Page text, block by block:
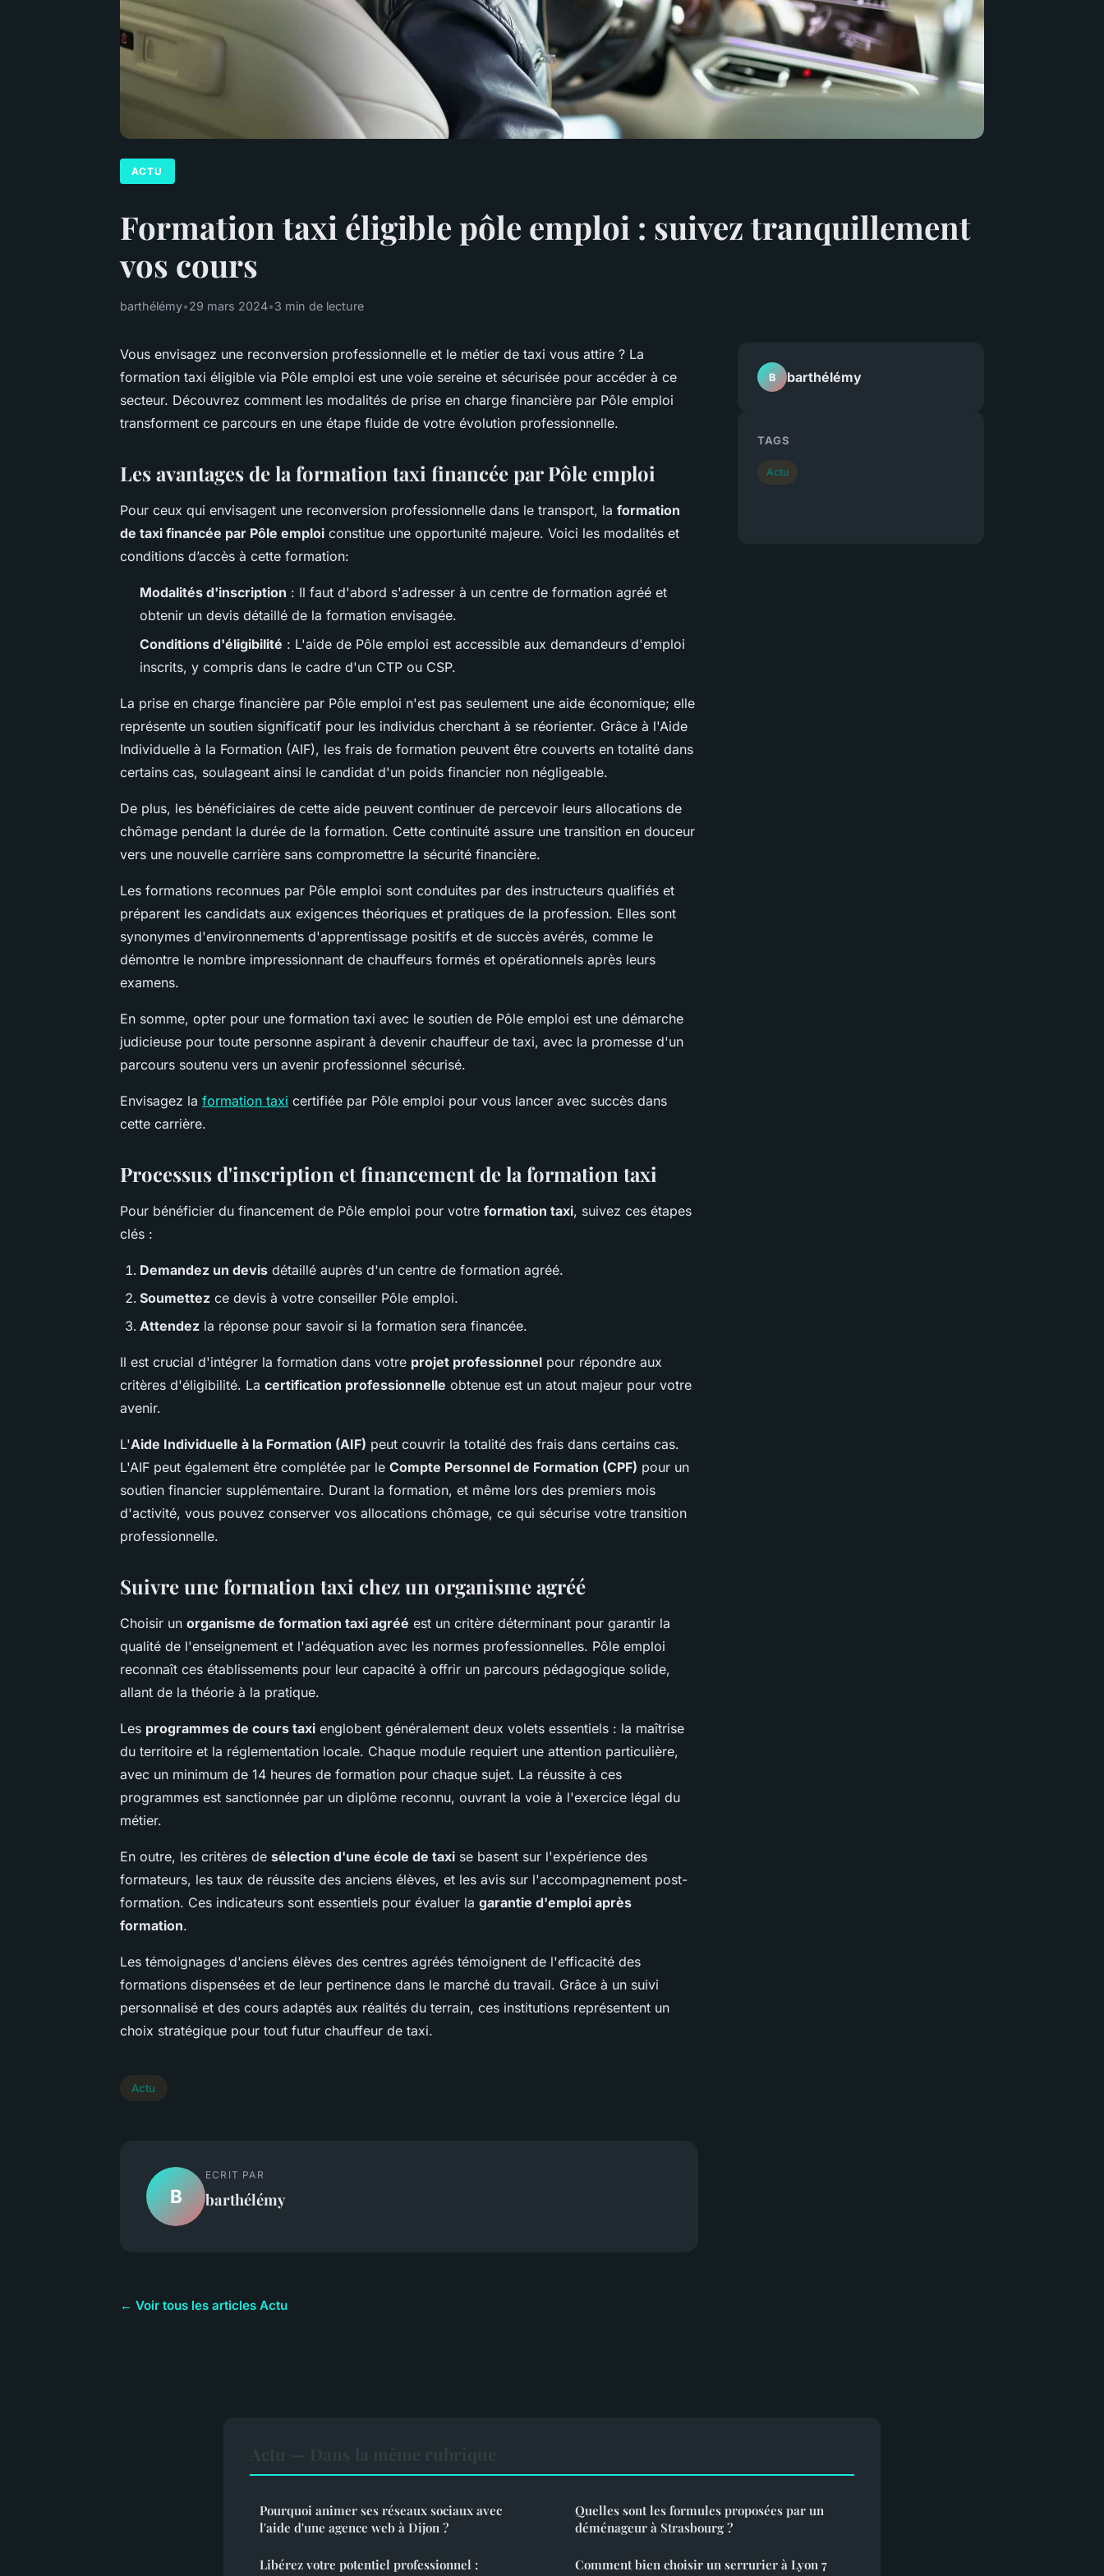
ACTU
Formation taxi éligible pôle emploi : suivez tranquillement
vos cours
barthélémy•29 mars 2024•3 min de lecture
Vous envisagez une reconversion professionnelle et le métier de taxi vous attire ? La
formation taxi éligible via Pôle emploi est une voie sereine et sécurisée pour accéder à ce
secteur. Découvrez comment les modalités de prise en charge financière par Pôle emploi
transforment ce parcours en une étape fluide de votre évolution professionnelle.
Les avantages de la formation taxi financée par Pôle emploi
Pour ceux qui envisagent une reconversion professionnelle dans le transport, la formation
de taxi financée par Pôle emploi constitue une opportunité majeure. Voici les modalités et
conditions d’accès à cette formation:
Modalités d'inscription : Il faut d'abord s'adresser à un centre de formation agréé et
obtenir un devis détaillé de la formation envisagée.
Conditions d'éligibilité : L'aide de Pôle emploi est accessible aux demandeurs d'emploi
inscrits, y compris dans le cadre d'un CTP ou CSP.
La prise en charge financière par Pôle emploi n'est pas seulement une aide économique; elle
représente un soutien significatif pour les individus cherchant à se réorienter. Grâce à l'Aide
Individuelle à la Formation (AIF), les frais de formation peuvent être couverts en totalité dans
certains cas, soulageant ainsi le candidat d'un poids financier non négligeable.
De plus, les bénéficiaires de cette aide peuvent continuer de percevoir leurs allocations de
chômage pendant la durée de la formation. Cette continuité assure une transition en douceur
vers une nouvelle carrière sans compromettre la sécurité financière.
Les formations reconnues par Pôle emploi sont conduites par des instructeurs qualifiés et
préparent les candidats aux exigences théoriques et pratiques de la profession. Elles sont
synonymes d'environnements d'apprentissage positifs et de succès avérés, comme le
démontre le nombre impressionnant de chauffeurs formés et opérationnels après leurs
examens.
En somme, opter pour une formation taxi avec le soutien de Pôle emploi est une démarche
judicieuse pour toute personne aspirant à devenir chauffeur de taxi, avec la promesse d'un
parcours soutenu vers un avenir professionnel sécurisé.
Envisagez la formation taxi certifiée par Pôle emploi pour vous lancer avec succès dans
cette carrière.
Processus d'inscription et financement de la formation taxi
Pour bénéficier du financement de Pôle emploi pour votre formation taxi, suivez ces étapes
clés :
Demandez un devis détaillé auprès d'un centre de formation agréé.
Soumettez ce devis à votre conseiller Pôle emploi.
Attendez la réponse pour savoir si la formation sera financée.
Il est crucial d'intégrer la formation dans votre projet professionnel pour répondre aux
critères d'éligibilité. La certification professionnelle obtenue est un atout majeur pour votre
avenir.
L'Aide Individuelle à la Formation (AIF) peut couvrir la totalité des frais dans certains cas.
L'AIF peut également être complétée par le Compte Personnel de Formation (CPF) pour un
soutien financier supplémentaire. Durant la formation, et même lors des premiers mois
d'activité, vous pouvez conserver vos allocations chômage, ce qui sécurise votre transition
professionnelle.
Suivre une formation taxi chez un organisme agréé
Choisir un organisme de formation taxi agréé est un critère déterminant pour garantir la
qualité de l'enseignement et l'adéquation avec les normes professionnelles. Pôle emploi
reconnaît ces établissements pour leur capacité à offrir un parcours pédagogique solide,
allant de la théorie à la pratique.
Les programmes de cours taxi englobent généralement deux volets essentiels : la maîtrise
du territoire et la réglementation locale. Chaque module requiert une attention particulière,
avec un minimum de 14 heures de formation pour chaque sujet. La réussite à ces
programmes est sanctionnée par un diplôme reconnu, ouvrant la voie à l'exercice légal du
métier.
En outre, les critères de sélection d'une école de taxi se basent sur l'expérience des
formateurs, les taux de réussite des anciens élèves, et les avis sur l'accompagnement post-
formation. Ces indicateurs sont essentiels pour évaluer la garantie d'emploi après
formation.
Les témoignages d'anciens élèves des centres agréés témoignent de l'efficacité des
formations dispensées et de leur pertinence dans le marché du travail. Grâce à un suivi
personnalisé et des cours adaptés aux réalités du terrain, ces institutions représentent un
choix stratégique pour tout futur chauffeur de taxi.
Actu
B
ECRIT PAR
barthélémy
← Voir tous les articles Actu
B barthélémy
TAGS
Actu
Pourquoi animer ses réseaux sociaux avec
l'aide d'une agence web à Dijon ?
Libérez votre potentiel professionnel :
Quelles sont les formules proposées par un
déménageur à Strasbourg ?
Comment bien choisir un serrurier à Lyon 7